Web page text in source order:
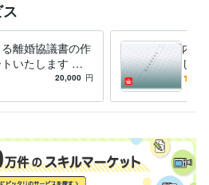
取引主任者） 取得年 : 2007年
離婚協議書案の作成
離婚協議書の作
いたします 作
行政書士が公正
20,000 円
内容
し
基づ